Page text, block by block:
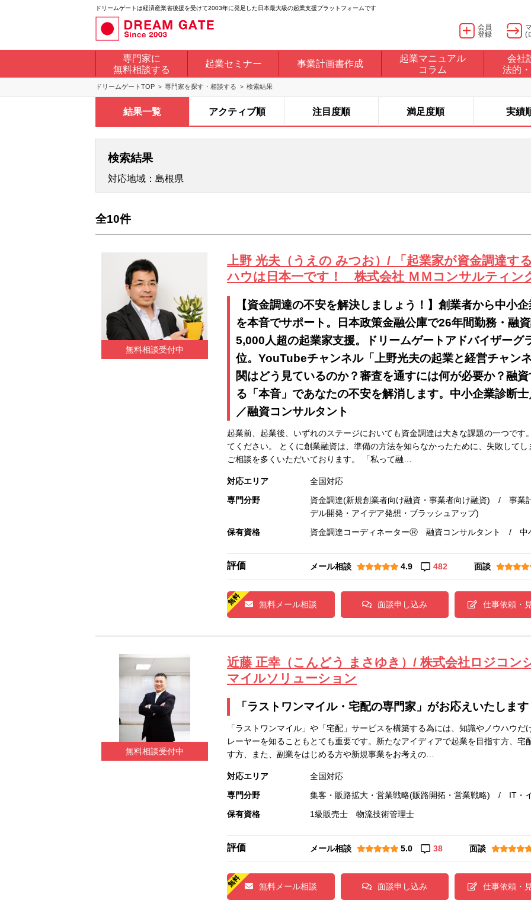
ドリームゲートは経済産業省後援を受けて2003年に発足した日本最大級の起業支援プラットフォームです
会員
登録
(
専門家に
無料相談する
起業セミナー 事業計画書作成
起業マニュアル
コラム
会社
法的
ドリームゲートTOP 専門家を探す・相談する 検索結果
結果一覧 アクティブ順 注目度順 満足度順 実績
検索結果
対応地域：島根県
全10件
無料相談受付中
上野 光夫（うえの みつお）/ 「起業家が資金調達す
ハウは日本一です！ 株式会社 ＭＭコンサルティン
【資金調達の不安を解決しましょう！】創業者から中小
を本音でサポート。日本政策金融公庫で26年間勤務・融
5,000人超の起業家支援。ドリームゲートアドバイザーグ
位。YouTubeチャンネル「上野光夫の起業と経営チャン
関はどう見ているのか？審査を通すには何が必要か？融
る「本音」であなたの不安を解消します。中小企業診断
／融資コンサルタント
起業前、起業後、いずれのステージにおいても資金調達は大きな課題の一つで
てください。 とくに創業融資は、準備の方法を知らなかったために、失敗して
ご相談を多くいただいております。 「私って融…
対応エリア
全国対応
専門分野
資金調達(新規創業者向け融資・事業者向け融資) / 事業
デル開発・アイデア発想・ブラッシュアップ)
保有資格
資金調達コーディネーターⓇ 融資コンサルタント / 中
評価 メール相談 4.9 482 面談
無料メール相談 面談申し込み 仕事依頼・
無料相談受付中
近藤 正幸（こんどう まさゆき）/ 株式会社ロジコン
マイルソリューション
「ラストワンマイル・宅配の専門家」がお応えいたしま
「ラストワンマイル」や「宅配」サービスを構築する為には、知識やノウハウ
レーヤーを知ることもとても重要です。新たなアイディアで起業を目指す方、
す方、また、副業をはじめる方や新規事業をお考えの…
対応エリア
全国対応
専門分野
集客・販路拡大・営業戦略(販路開拓・営業戦略) / IT・
保有資格
1級販売士 物流技術管理士
評価 メール相談 5.0 38 面談
無料メール相談 面談申し込み 仕事依頼・